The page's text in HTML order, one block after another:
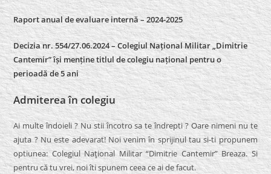
Raport anual de evaluare internă –2024-2025
Decizia nr. 554/27.06.2024 – Colegiul Național Militar „Dimitrie
Cantemir” își menține titlul de colegiu național pentru o
perioadă de 5 ani
Admiterea în colegiu
Ai multe îndoieli ? Nu stii încotro sa te îndrepti ? Oare nimeni nu te
ajuta ? Nu este adevarat! Noi venim în sprijinul tau si-ti propunem
optiunea: Colegiul Naţional Militar “Dimitrie Cantemir” Breaza. Si
pentru că tu vrei, noi îti spunem ceea ce ai de facut.